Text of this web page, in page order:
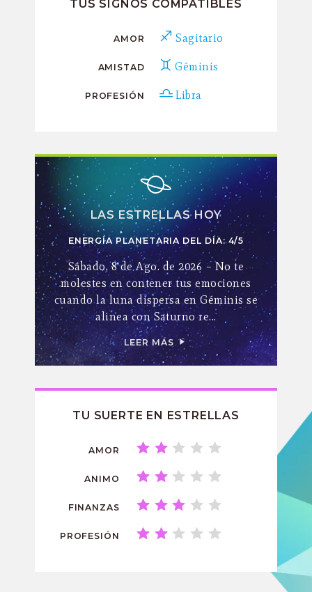
TUS SIGNOS COMPATIBLES
AMOR Sagitario
AMISTAD Géminis
PROFESIÓN Libra
LAS ESTRELLAS HOY
ENERGÍA PLANETARIA DEL DÍA: 4/5
Sábado, 8 de Ago. de 2026 – No te
molestes en contener tus emociones
cuando la luna dispersa en Géminis se
alinea con Saturno re...
LEER MÁS
TU SUERTE EN ESTRELLAS
AMOR
ANIMO
FINANZAS
PROFESIÓN